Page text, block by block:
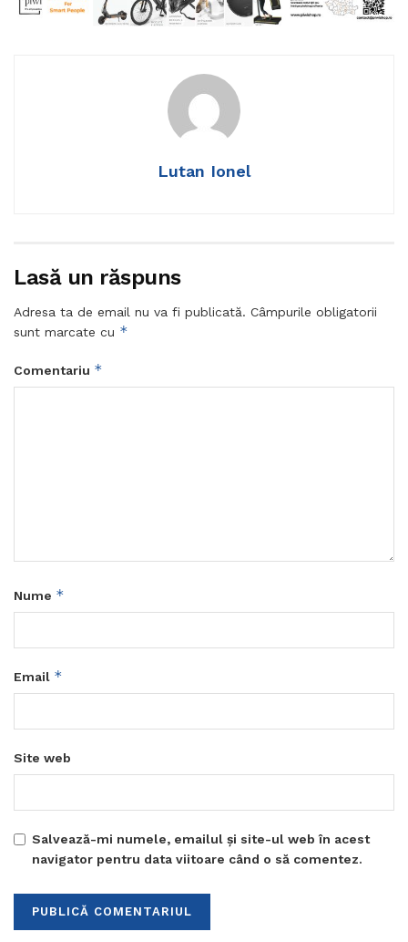
Lutan Ionel
Lasă un răspuns
Adresa ta de email nu va fi publicată. Câmpurile obligatorii
sunt marcate cu *
Comentariu *
Nume *
Email *
Site web
Salvează-mi numele, emailul și site-ul web în acest
navigator pentru data viitoare când o să comentez.